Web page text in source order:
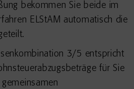
bekommen Sie beide im
ELStAM automatisch die
3/5 entspricht
für Sie